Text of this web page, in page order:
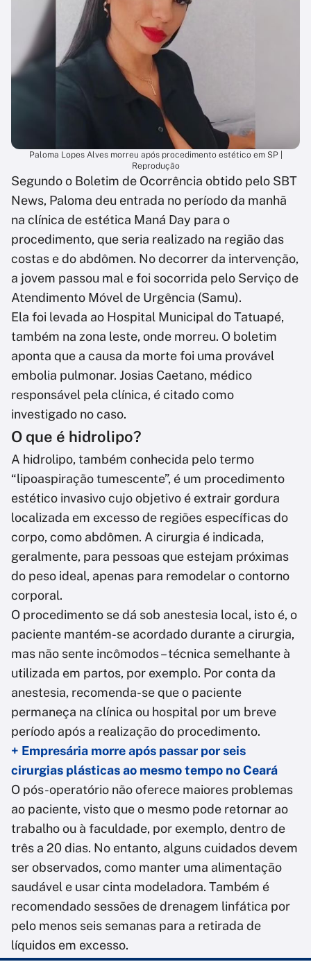
Paloma Lopes Alves morreu após procedimento estético em SP |
Reprodução
Segundo o Boletim de Ocorrência obtido pelo SBT
News, Paloma deu entrada no período da manhã
na clínica de estética Maná Day para o
procedimento, que seria realizado na região das
costas e do abdômen. No decorrer da intervenção,
a jovem passou mal e foi socorrida pelo Serviço de
Atendimento Móvel de Urgência (Samu).
Ela foi levada ao Hospital Municipal do Tatuapé,
também na zona leste, onde morreu. O boletim
aponta que a causa da morte foi uma provável
embolia pulmonar. Josias Caetano, médico
responsável pela clínica, é citado como
investigado no caso.
O que é hidrolipo?
A hidrolipo, também conhecida pelo termo
“lipoaspiração tumescente”, é um procedimento
estético invasivo cujo objetivo é extrair gordura
localizada em excesso de regiões específicas do
corpo, como abdômen. A cirurgia é indicada,
geralmente, para pessoas que estejam próximas
do peso ideal, apenas para remodelar o contorno
corporal.
O procedimento se dá sob anestesia local, isto é, o
paciente mantém-se acordado durante a cirurgia,
mas não sente incômodos – técnica semelhante à
utilizada em partos, por exemplo. Por conta da
anestesia, recomenda-se que o paciente
permaneça na clínica ou hospital por um breve
período após a realização do procedimento.
+ Empresária morre após passar por seis
cirurgias plásticas ao mesmo tempo no Ceará
O pós-operatório não oferece maiores problemas
ao paciente, visto que o mesmo pode retornar ao
trabalho ou à faculdade, por exemplo, dentro de
três a 20 dias. No entanto, alguns cuidados devem
ser observados, como manter uma alimentação
saudável e usar cinta modeladora. Também é
recomendado sessões de drenagem linfática por
pelo menos seis semanas para a retirada de
líquidos em excesso.